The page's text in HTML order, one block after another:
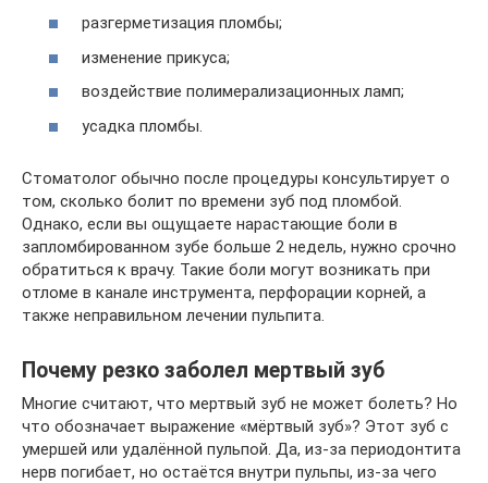
разгерметизация пломбы;
изменение прикуса;
воздействие полимерализационных ламп;
усадка пломбы.
Стоматолог обычно после процедуры консультирует о
том, сколько болит по времени зуб под пломбой.
Однако, если вы ощущаете нарастающие боли в
запломбированном зубе больше 2 недель, нужно срочно
обратиться к врачу. Такие боли могут возникать при
отломе в канале инструмента, перфорации корней, а
также неправильном лечении пульпита.
Почему резко заболел мертвый зуб
Многие считают, что мертвый зуб не может болеть? Но
что обозначает выражение «мёртвый зуб»? Этот зуб с
умершей или удалённой пульпой. Да, из-за периодонтита
нерв погибает, но остаётся внутри пульпы, из-за чего